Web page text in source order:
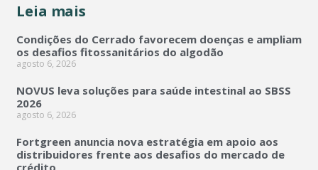
Leia mais
Condições do Cerrado favorecem doenças e ampliam
os desafios fitossanitários do algodão
agosto 6, 2026
NOVUS leva soluções para saúde intestinal ao SBSS
2026
agosto 6, 2026
Fortgreen anuncia nova estratégia em apoio aos
distribuidores frente aos desafios do mercado de
crédito